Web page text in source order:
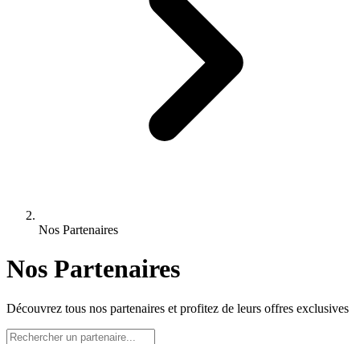
Nos Partenaires
Nos Partenaires
Découvrez tous nos partenaires et profitez de leurs offres exclusives